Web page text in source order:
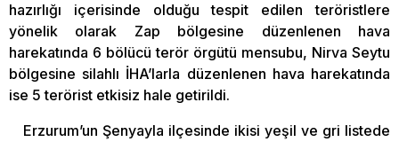
hazırlığı içerisinde olduğu tespit edilen teröristlere
yönelik olarak Zap bölgesine düzenlenen hava
harekatında 6 bölücü terör örgütü mensubu, Nirva Seytu
bölgesine silahlı İHA’larla düzenlenen hava harekatında
ise 5 terörist etkisiz hale getirildi.
Erzurum’un Şenyayla ilçesinde ikisi yeşil ve gri listede